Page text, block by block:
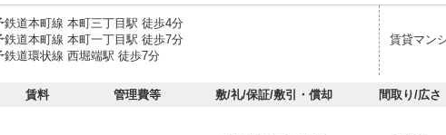
鉄道本町線 本町三丁目駅 徒歩4分
鉄道本町線 本町一丁目駅 徒歩7分
鉄道環状線 西堀端駅 徒歩7分
賃貸マン
賃料 管理費等 敷/礼/保証/敷引・償却 間取り/広さ